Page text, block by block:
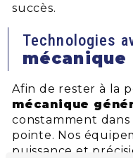
succès.
Technologies
mécanique
Afin de rester à la
mécanique
constamment
pointe. Nos
puissance et